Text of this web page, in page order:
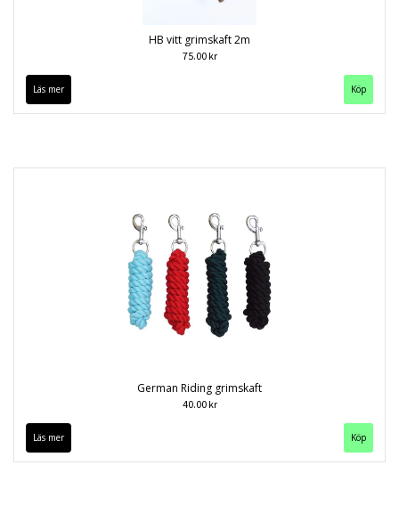
HB vitt grimskaft 2m
75.00 kr
Läs mer
German Riding grimskaft
40.00 kr
Läs mer Köp